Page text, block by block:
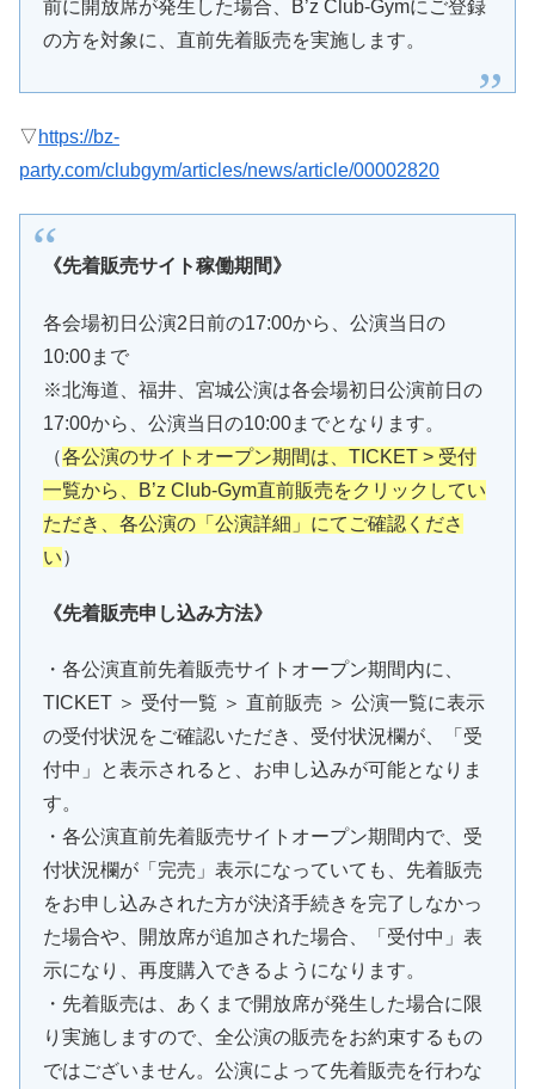
前に開放席が発生した場合、B’z Club-Gymにご登録
の方を対象に、直前先着販売を実施します。
▽https://bz-
party.com/clubgym/articles/news/article/00002820
《先着販売サイト稼働期間》
各会場初日公演2日前の17:00から、公演当日の
10:00まで
※北海道、福井、宮城公演は各会場初日公演前日の
17:00から、公演当日の10:00までとなります。
（各公演のサイトオープン期間は、TICKET > 受付
一覧から、B’z Club-Gym直前販売をクリックしてい
ただき、各公演の「公演詳細」にてご確認くださ
い）
《先着販売申し込み方法》
・各公演直前先着販売サイトオープン期間内に、
TICKET ＞ 受付一覧 ＞ 直前販売 ＞ 公演一覧に表示
の受付状況をご確認いただき、受付状況欄が、「受
付中」と表示されると、お申し込みが可能となりま
す。
・各公演直前先着販売サイトオープン期間内で、受
付状況欄が「完売」表示になっていても、先着販売
をお申し込みされた方が決済手続きを完了しなかっ
た場合や、開放席が追加された場合、「受付中」表
示になり、再度購入できるようになります。
・先着販売は、あくまで開放席が発生した場合に限
り実施しますので、全公演の販売をお約束するもの
ではございません。公演によって先着販売を行わな